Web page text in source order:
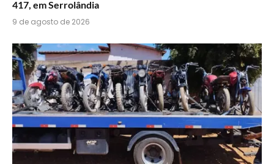
417, em Serrolândia
9 de agosto de 2026